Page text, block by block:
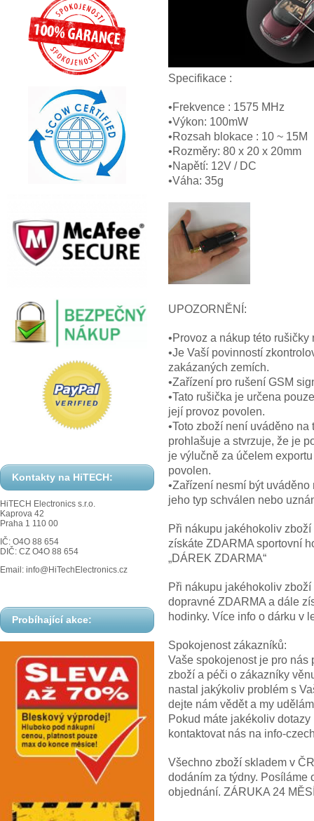
Kontakty na HiTECH:
HiTECH Electronics s.r.o.
Kaprova 42
Praha 1 110 00
IČ: O4O 88 654
DIČ: CZ O4O 88 654
Email: info@HiTechElectronics.cz
Probíhající akce:
Specifikace :
•Frekvence : 1575 MHz
•Výkon: 100mW
•Rozsah blokace : 10 ~ 15M
•Rozměry: 80 x 20 x 20mm
•Napětí: 12V / DC
•Váha: 35g
UPOZORNĚNÍ:
•Provoz a nákup této
•Je Vaší povinností
zakázaných zemích.
•Zařízení pro rušení GSM
•Tato rušička je určena
její provoz povolen.
•Toto zboží není uváděno
prohlašuje a stvrzuje, že je
je výlučně za účelem
povolen.
•Zařízení nesmí být
jeho typ schválen nebo
Při nákupu jakéhokoliv
získáte ZDARMA sportovní
„DÁREK ZDARMA“
Při nákupu jakéhokoliv
dopravné ZDARMA a dále
hodinky. Více info o dárku v
Spokojenost zákazníků:
Vaše spokojenost je pro nás
zboží a péči o zákazníky
nastal jakýkoliv problém s
dejte nám vědět a my
Pokud máte jakékoliv
kontaktovat nás na info-
Všechno zboží skladem v
dodáním za týdny. Posíláme
objednání. ZÁRUKA 24